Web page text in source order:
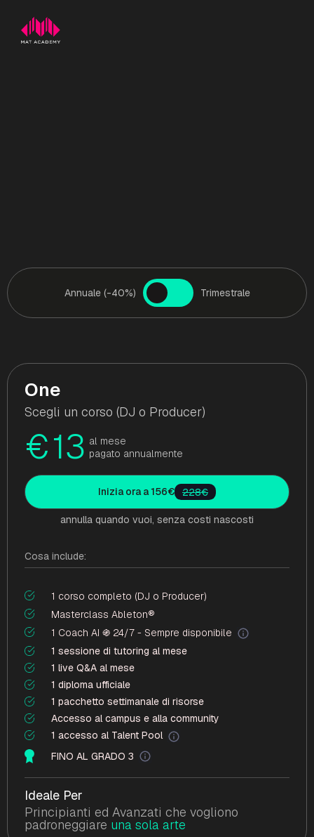
Annuale (-40%) Trimestrale
One
Scegli un corso (DJ o Producer)
€13 al mese
pagato annualmente
Inizia ora a 156€ 228€
annulla quando vuoi, senza costi nascosti
Cosa include:
1 corso completo (DJ o Producer)
Masterclass Ableton®
1 Coach AI ֍ 24/7 - Sempre disponibile
1 sessione di tutoring al mese
1 live Q&A al mese
1 diploma ufficiale
1 pacchetto settimanale di risorse
Accesso al campus e alla community
1 accesso al Talent Pool
FINO AL GRADO 3
Ideale Per
Principianti ed Avanzati che vogliono
padroneggiare una sola arte